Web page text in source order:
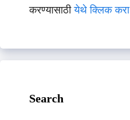
करण्यासाठीयेथे क्लिक करा
Search